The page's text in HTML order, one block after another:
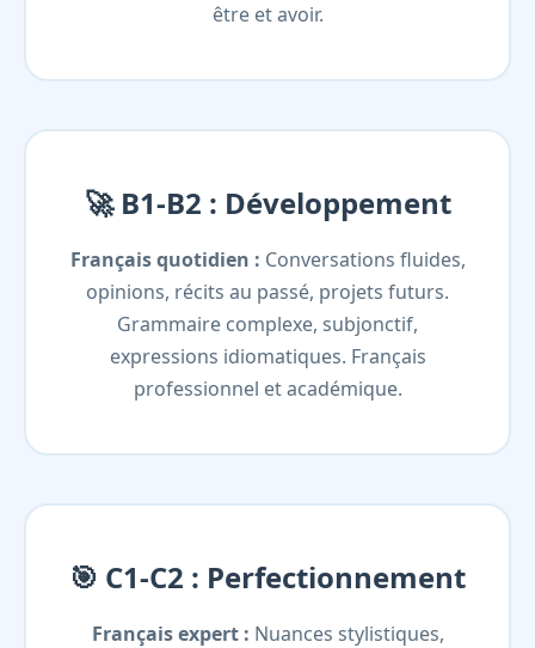
être et avoir.
🚀 B1-B2 : Développement
Français quotidien : Conversations fluides,
opinions, récits au passé, projets futurs.
Grammaire complexe, subjonctif,
expressions idiomatiques. Français
professionnel et académique.
🎯 C1-C2 : Perfectionnement
Français expert : Nuances stylistiques,